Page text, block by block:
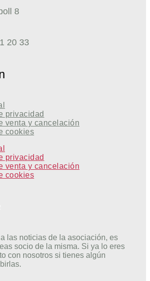
8
20 33
privacidad
venta y cancelación
cookies
privacidad
venta y cancelación
cookies
las noticias de la asociación, es
socio de la misma. Si ya lo eres
con nosotros si tienes algún